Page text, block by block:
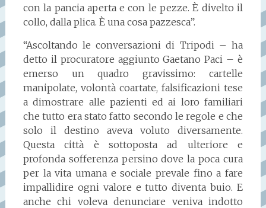
con la pancia aperta e con le pezze. È divelto il
collo, dalla plica. È una cosa pazzesca”.
“Ascoltando le conversazioni di Tripodi – ha
detto il procuratore aggiunto Gaetano Paci – è
emerso un quadro gravissimo: cartelle
manipolate, volontà coartate, falsificazioni tese
a dimostrare alle pazienti ed ai loro familiari
che tutto era stato fatto secondo le regole e che
solo il destino aveva voluto diversamente.
Questa città è sottoposta ad ulteriore e
profonda sofferenza persino dove la poca cura
per la vita umana e sociale prevale fino a fare
impallidire ogni valore e tutto diventa buio. E
anche chi voleva denunciare veniva indotto